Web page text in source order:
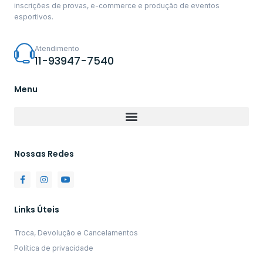
inscrições de provas, e-commerce e produção de eventos
esportivos.
Atendimento
11-93947-7540
Menu
Nossas Redes
Links Úteis
Troca, Devolução e Cancelamentos
Política de privacidade